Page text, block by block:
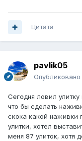
Цитата
pavlik05
Опубликовано
Сегодня ловил
что бы сделать
скока какой наживки
улитки, хотел
меня 87 улиток, хотя